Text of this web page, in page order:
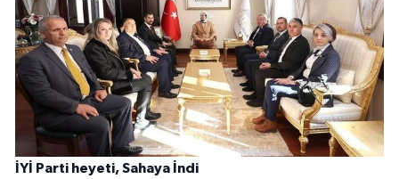
İYİ Parti heyeti, Sahaya İndi